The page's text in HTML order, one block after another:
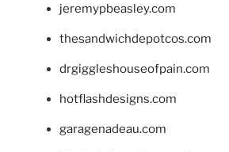
jeremypbeasley.com
thesandwichdepotcos.com
drgiggleshouseofpain.com
hotflashdesigns.com
garagenadeau.com